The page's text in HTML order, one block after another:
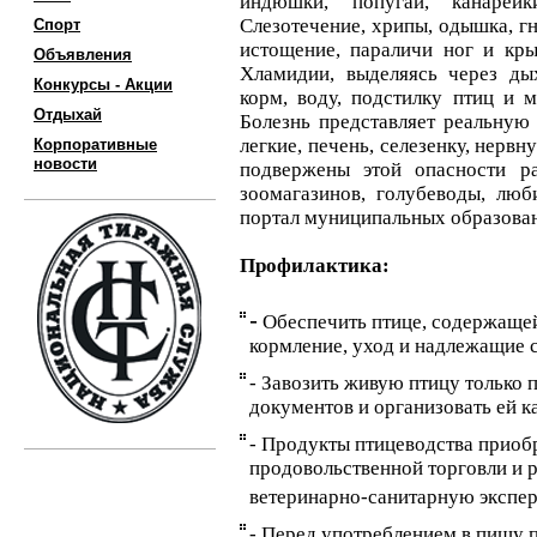
Спорт
Объявления
Конкурсы - Акции
Отдыхай
Корпоративные
новости
Слезотечение, хрипы, одышка,
истощение, параличи ног и
Хламидии, выделяясь через
корм, воду, подстилку птиц и
Болезнь представляет
легкие, печень, селезенку,
подвержены этой опасности
зоомагазинов, голубеводы,
портал муниципальных
Профилактика:
- Обеспечить птице,
кормление, уход и надлежащие
- Завозить живую птицу только
документов и организовать ей
- Продукты птицеводства
продовольственной торговли и
ветеринарно-санитарную